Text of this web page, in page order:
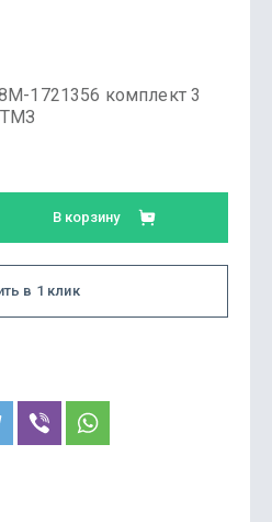
1721356 комплект 3
В корзину
в 1 клик